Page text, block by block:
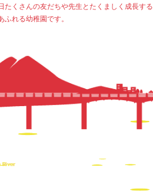
くさんの友だちや先生とたくましく成長する
れる幼稚園です。